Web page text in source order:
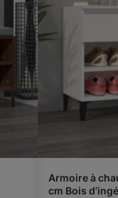
Armoire à
cm Bois